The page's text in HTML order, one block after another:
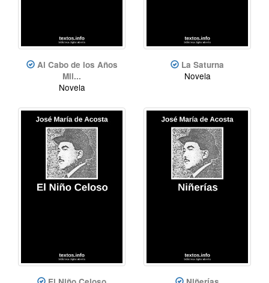
Al Cabo de los Años
Mil...
Novela
La Saturna
Novela